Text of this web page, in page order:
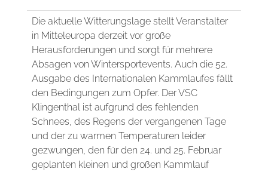
Die aktuelle Witterungslage stellt Veranstalter
in Mitteleuropa derzeit vor große
Herausforderungen und sorgt für mehrere
Absagen von Wintersportevents. Auch die 52.
Ausgabe des Internationalen Kammlaufes fällt
den Bedingungen zum Opfer. Der VSC
Klingenthal ist aufgrund des fehlenden
Schnees, des Regens der vergangenen Tage
und der zu warmen Temperaturen leider
gezwungen, den für den 24. und 25. Februar
geplanten kleinen und großen Kammlauf